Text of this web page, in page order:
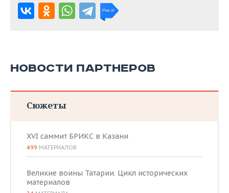
НОВОСТИ ПАРТНЕРОВ
Сюжеты
XVI саммит БРИКС в Казани
499 МАТЕРИАЛОВ
Великие воины Татарии. Цикл исторических
материалов